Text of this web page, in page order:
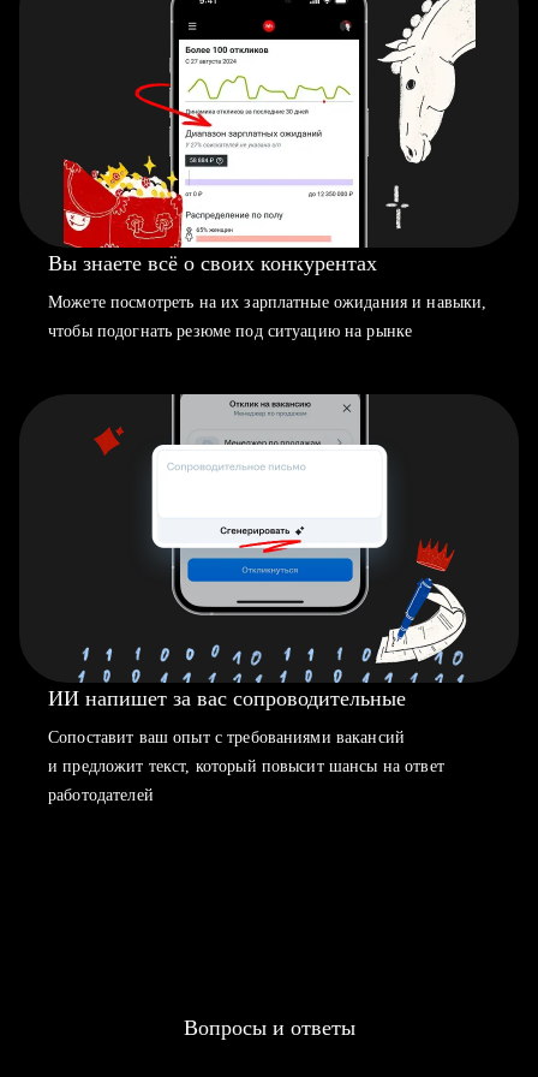
Вы знаете всё о своих конкурентах
Можете посмотреть на их зарплатные ожидания и навыки,
чтобы подогнать резюме под ситуацию на рынке
ИИ напишет за вас сопроводительные
Сопоставит ваш опыт с требованиями вакансий
и предложит текст, который повысит шансы на ответ
работодателей
Вопросы и ответы